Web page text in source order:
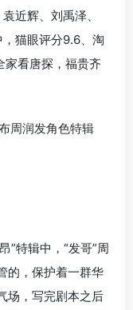
近辉、刘禹泽、
猫眼评分9.6、淘
家看唐探，福贵齐
”特辑中，“发哥”周
的，保护着一群华
场，写完剧本之后